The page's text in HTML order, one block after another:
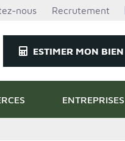
nous Recrutement
ESTIMER MON BIEN
ENTREPRISES